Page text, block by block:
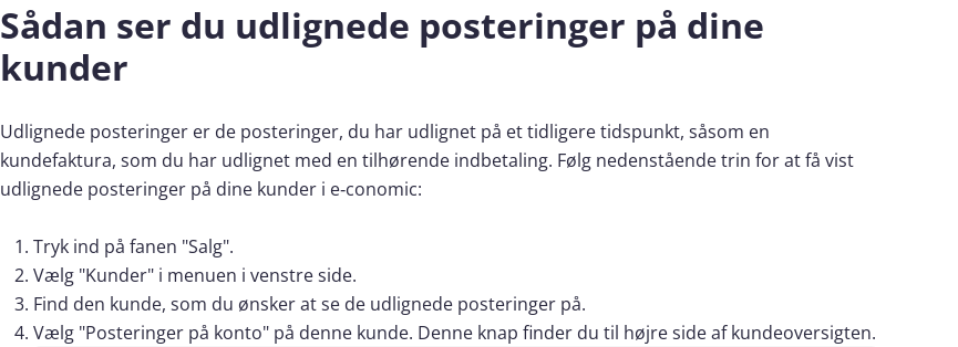
Sådan ser du udlignede posteringer på dine
kunder
Udlignede posteringer er de posteringer, du har udlignet på et tidligere tidspunkt, såsom en
kundefaktura, som du har udlignet med en tilhørende indbetaling. Følg nedenstående trin for at få vist
udlignede posteringer på dine kunder i e‑conomic:
Tryk ind på fanen "Salg".
Vælg "Kunder" i menuen i venstre side.
Find den kunde, som du ønsker at se de udlignede posteringer på.
Vælg "Posteringer på konto" på denne kunde. Denne knap finder du til højre side af kundeoversigten.